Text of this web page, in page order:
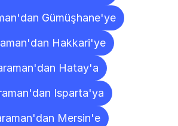
Gümüşhane'ye
Hakkari'ye
Hatay'a
Isparta'ya
Mersin'e